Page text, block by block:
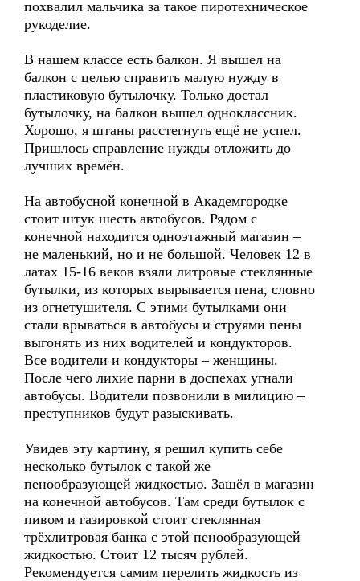
похвалил мальчика за такое пиротехническое
рукоделие.
В нашем классе есть балкон. Я вышел на
балкон с целью справить малую нужду в
пластиковую бутылочку. Только достал
бутылочку, на балкон вышел одноклассник.
Хорошо, я штаны расстегнуть ещё не успел.
Пришлось справление нужды отложить до
лучших времён.
На автобусной конечной в Академгородке
стоит штук шесть автобусов. Рядом с
конечной находится одноэтажный магазин –
не маленький, но и не большой. Человек 12 в
латах 15-16 веков взяли литровые стеклянные
бутылки, из которых вырывается пена, словно
из огнетушителя. С этими бутылками они
стали врываться в автобусы и струями пены
выгонять из них водителей и кондукторов.
Все водители и кондукторы – женщины.
После чего лихие парни в доспехах угнали
автобусы. Водители позвонили в милицию –
преступников будут разыскивать.
Увидев эту картину, я решил купить себе
несколько бутылок с такой же
пенообразующей жидкостью. Зашёл в магазин
на конечной автобусов. Там среди бутылок с
пивом и газировкой стоит стеклянная
трёхлитровая банка с этой пенообразующей
жидкостью. Стоит 12 тысяч рублей.
Рекомендуется самим перелить жидкость из